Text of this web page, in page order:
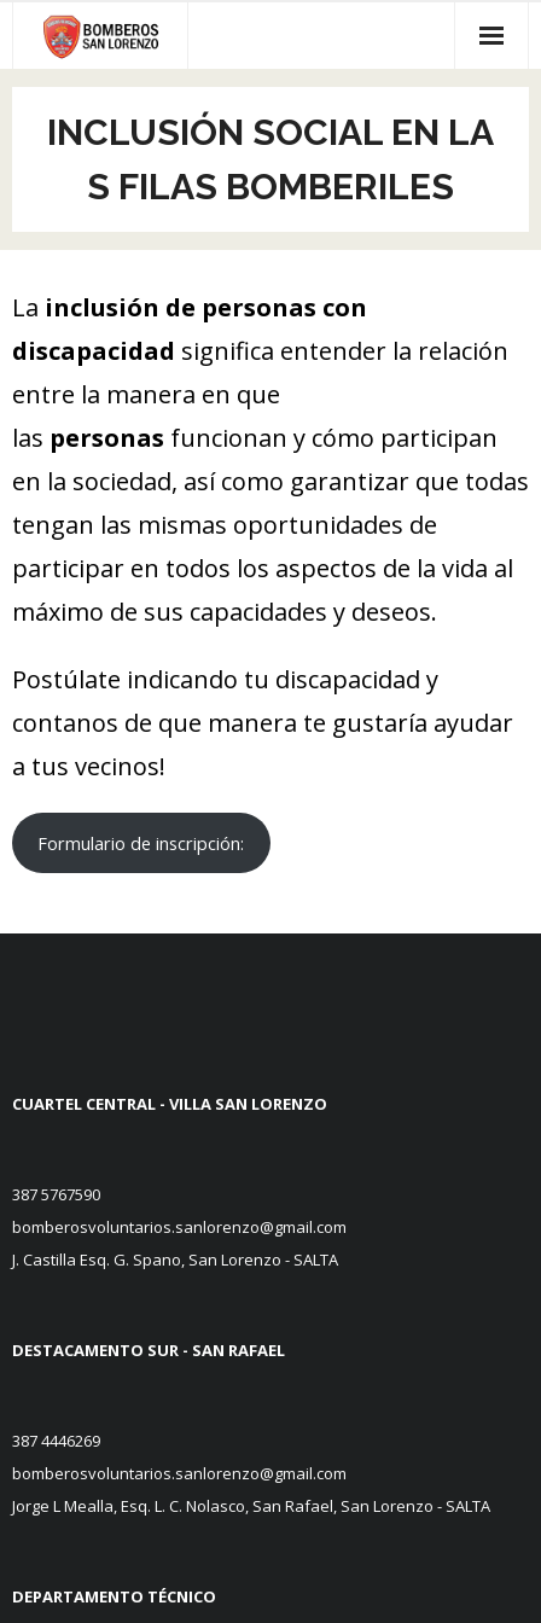
content
INICIO
INSTITUCIONAL
- Nosotros
- Cuerpo Activo
- Comisión Directiva
- Normativas Legales
INCORPORACIONES
- Quiero inscribirme
- Induccion de ingreso
- Panel de control
Vecino Solidario
NOTICIAS
CERTIFICADOS COMERCIALES
- Seguimiento de trámite
- Confían en nosotros
INCLUSIÓN SOCIAL EN LA
S FILAS BOMBERILES
La inclusión de personas con
discapacidad significa entender la relación
entre la manera en que
las personas funcionan y cómo participan
en la sociedad, así como garantizar que todas
tengan las mismas oportunidades de
participar en todos los aspectos de la vida al
máximo de sus capacidades y deseos.
Postúlate indicando tu discapacidad y
contanos de que manera te gustaría ayudar
a tus vecinos!
Formulario de inscripción:
CUARTEL CENTRAL - VILLA SAN LORENZO
387 5767590
bomberosvoluntarios.sanlorenzo@gmail.com
J. Castilla Esq. G. Spano, San Lorenzo - SALTA
DESTACAMENTO SUR - SAN RAFAEL
387 4446269
bomberosvoluntarios.sanlorenzo@gmail.com
Jorge L Mealla, Esq. L. C. Nolasco, San Rafael, San Lorenzo - SALTA
DEPARTAMENTO TÉCNICO